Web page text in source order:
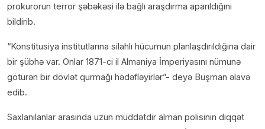
prokurorun terror şəbəkəsi ilə bağlı araşdırma aparıldığını
bildirib.
“Konstitusiya institutlarına silahlı hücumun planlaşdırıldığına dair
bir şübhə var. Onlar 1871-ci il Almaniya İmperiyasını nümunə
götürən bir dövlət qurmağı hədəfləyirlər”- deyə Buşman əlavə
edib.
Saxlanılanlar arasında uzun müddətdir alman polisinin diqqət